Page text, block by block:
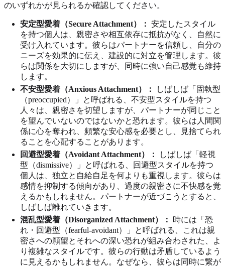
のいずれかが見られるか確認してください。
安定型愛着（Secure Attachment）： 安定したスタイル
を持つ個人は、親密さや相互依存に抵抗がなく、自然に
受け入れています。彼らはパートナーを信頼し、自分の
ニーズを効果的に伝え、建設的に対立を管理します。彼
らは関係を大切にしますが、同時に強い自己感覚も維持
します。
不安型愛着（Anxious Attachment）：
しばしば「固執型
（preoccupied）」と呼ばれる、不安型スタイルを持つ
人々は、親密さを切望しますが、パートナーが同じこと
を望んでいないのではないかと恐れます。彼らは人間関
係に心を奪われ、頻繁な安心感を必要とし、見捨てられ
ることを心配することがあります。
回避型愛着（Avoidant Attachment）：
しばしば「軽視
型（dismissive）」と呼ばれる、回避型スタイルを持つ
個人は、独立と自給自足を何よりも重視します。彼らは
感情を抑制する傾向があり、過度の親密さに不快感を覚
えるかもしれません。パートナーが近づこうとすると、
しばしば離れていきます。
混乱型愛着（Disorganized Attachment）：
時には「恐
れ・回避型（fearful-avoidant）」と呼ばれる、これは親
密さへの願望とそれへの深い恐れが組み合わされた、よ
り複雑なスタイルです。彼らの行動は矛盾しているよう
に見えるかもしれません。なぜなら、彼らは同時に繋が